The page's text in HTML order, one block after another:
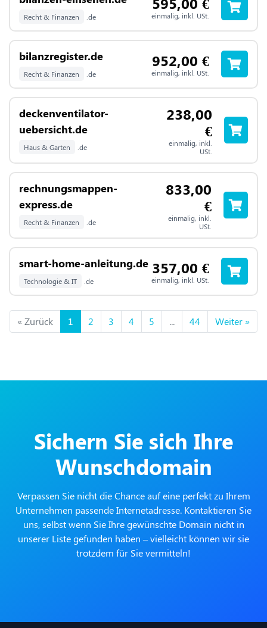
Recht & Finanzen .de einmalig, inkl. USt.
bilanzregister.de
Recht & Finanzen .de
952,00 €
einmalig, inkl. USt.
deckenventilator-
uebersicht.de
Haus & Garten .de
238,00
€
einmalig, inkl.
USt.
rechnungsmappen-
express.de
Recht & Finanzen .de
833,00
€
einmalig, inkl.
USt.
smart-home-anleitung.de
Technologie & IT .de
357,00 €
einmalig, inkl. USt.
« Zurück 1 2 3 4 5 ... 44 Weiter »
Sichern Sie sich Ihre
Wunschdomain
Verpassen Sie nicht die Chance auf eine perfekt zu Ihrem
Unternehmen passende Internetadresse. Kontaktieren Sie
uns, selbst wenn Sie Ihre gewünschte Domain nicht in
unserer Liste gefunden haben – vielleicht können wir sie
trotzdem für Sie vermitteln!